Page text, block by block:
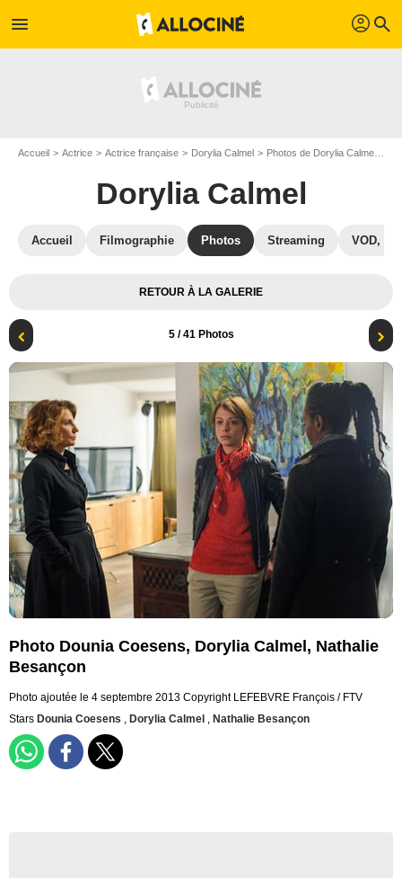
menu profil search
Accueil Actrice Actrice française Dorylia Calmel Photos de Dorylia Calmel
Dorylia Calmel
Accueil Filmographie Photos Streaming VOD,
RETOUR À LA GALERIE
5/ 41 Photos
Photo Dounia Coesens, Dorylia Calmel, Nathalie
Besançon
Photo ajoutée le 4 septembre 2013 Copyright LEFEBVRE François / FTV
Stars Dounia Coesens , Dorylia Calmel , Nathalie Besançon